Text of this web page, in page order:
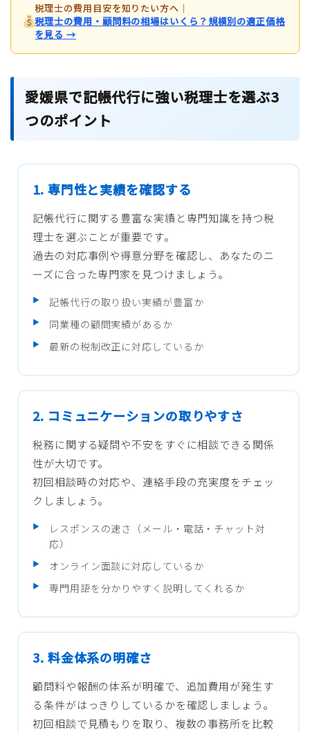
税理士の費用目安を知りたい方へ ｜
税理士の費用・顧問料の相場はいくら？規模別の適正価格
を見る →
愛媛県で記帳代行に強い税理士を選ぶ3
つのポイント
1. 専門性と実績を確認する
記帳代行に関する豊富な実績と専門知識を持つ税
理士を選ぶことが重要です。
過去の対応事例や得意分野を確認し、あなたのニ
ーズに合った専門家を見つけましょう。
記帳代行の取り扱い実績が豊富か
同業種の顧問実績があるか
最新の税制改正に対応しているか
2. コミュニケーションの取りやすさ
税務に関する疑問や不安をすぐに相談できる関係
性が大切です。
初回相談時の対応や、連絡手段の充実度をチェッ
クしましょう。
レスポンスの速さ（メール・電話・チャット対
応）
オンライン面談に対応しているか
専門用語を分かりやすく説明してくれるか
3. 料金体系の明確さ
顧問料や報酬の体系が明確で、追加費用が発生す
る条件がはっきりしているかを確認しましょう。
初回相談で見積もりを取り、複数の事務所を比較